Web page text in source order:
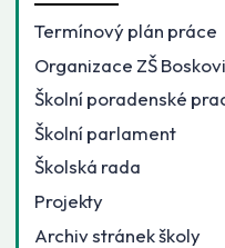
Termínový plán práce
Organizace ZŠ
Školní poradenské
Školní parlament
Školská rada
Projekty
Archiv stránek školy